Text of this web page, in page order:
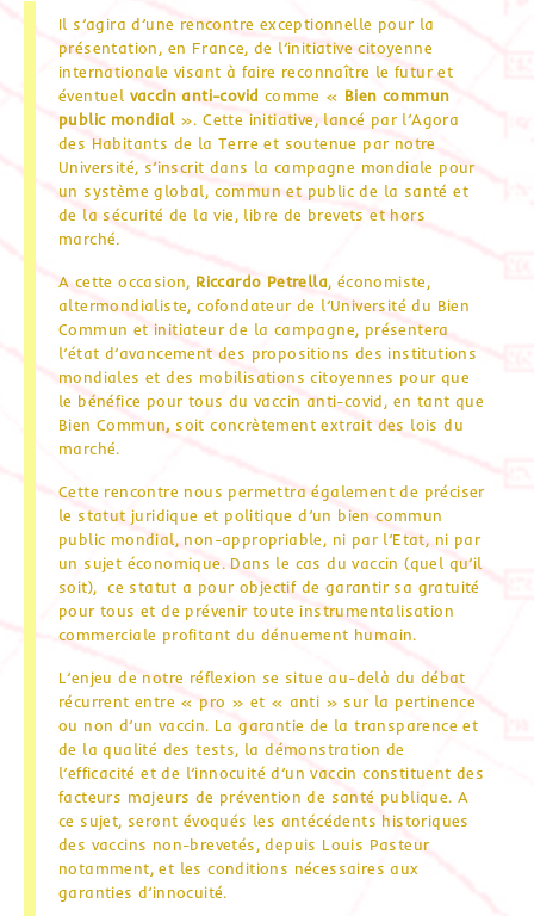
Il s’agira d’une rencontre exceptionnelle pour la
présentation, en France, de l’initiative citoyenne
internationale visant à faire reconnaître le futur et
éventuel vaccin anti-covid comme « Bien commun
public mondial». Cette initiative, lancé par l’Agora
des Habitants de la Terre et soutenue par notre
Université, s’inscrit dans la campagne mondiale pour
un système global, commun et public de la santé et
de la sécurité de la vie, libre de brevets et hors
marché.
A cette occasion, Riccardo Petrella, économiste,
altermondialiste, cofondateur de l’Université du Bien
Commun et initiateur de la campagne, présentera
l’état d’avancement des propositions des institutions
mondiales et des mobilisations citoyennes pour que
le bénéfice pour tous du vaccin anti-covid, en tant que
Bien Commun, soit concrètement extrait des lois du
marché.
Cette rencontre nous permettra également de préciser
le statut juridique et politique d’un bien commun
public mondial, non-appropriable, ni par l’Etat, ni par
un sujet économique. Dans le cas du vaccin (quel qu’il
soit), ce statut a pour objectif de garantir sa gratuité
pour tous et de prévenir toute instrumentalisation
commerciale profitant du dénuement humain.
L’enjeu de notre réflexion se situe au-delà du débat
récurrent entre « pro » et « anti » sur la pertinence
ou non d’un vaccin. La garantie de la transparence et
de la qualité des tests, la démonstration de
l’efficacité et de l’innocuité d’un vaccin constituent des
facteurs majeurs de prévention de santé publique. A
ce sujet, seront évoqués les antécédents historiques
des vaccins non-brevetés, depuis Louis Pasteur
notamment, et les conditions nécessaires aux
garanties d’innocuité.